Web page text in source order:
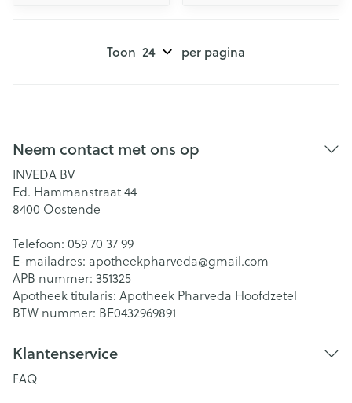
Toon per pagina
Neem contact met ons op
INVEDA BV
Ed. Hammanstraat 44
8400 Oostende
Telefoon: 059 70 37 99
E-mailadres: apotheekpharveda@gmail.com
APB nummer: 351325
Apotheek titularis: Apotheek Pharveda Hoofdzetel
BTW nummer: BE0432969891
Klantenservice
FAQ